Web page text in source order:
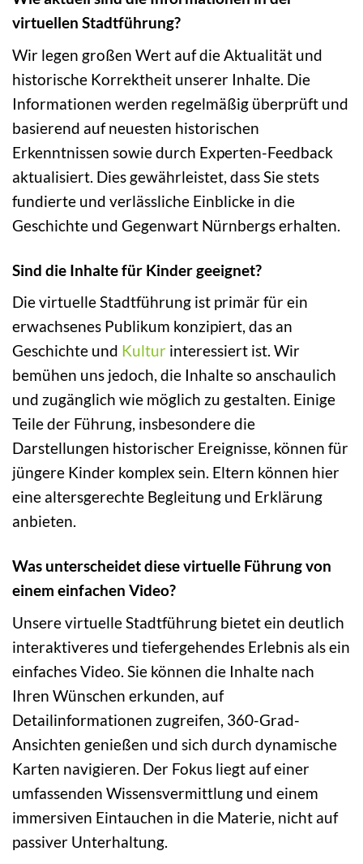
virtuellen Stadtführung?
Wir legen großen Wert auf die Aktualität und
historische Korrektheit unserer Inhalte. Die
Informationen werden regelmäßig überprüft und
basierend auf neuesten historischen
Erkenntnissen sowie durch Experten-Feedback
aktualisiert. Dies gewährleistet, dass Sie stets
fundierte und verlässliche Einblicke in die
Geschichte und Gegenwart Nürnbergs erhalten.
Sind die Inhalte für Kinder geeignet?
Die virtuelle Stadtführung ist primär für ein
erwachsenes Publikum konzipiert, das an
Geschichte und Kultur interessiert ist. Wir
bemühen uns jedoch, die Inhalte so anschaulich
und zugänglich wie möglich zu gestalten. Einige
Teile der Führung, insbesondere die
Darstellungen historischer Ereignisse, können für
jüngere Kinder komplex sein. Eltern können hier
eine altersgerechte Begleitung und Erklärung
anbieten.
Was unterscheidet diese virtuelle Führung von
einem einfachen Video?
Unsere virtuelle Stadtführung bietet ein deutlich
interaktiveres und tiefergehendes Erlebnis als ein
einfaches Video. Sie können die Inhalte nach
Ihren Wünschen erkunden, auf
Detailinformationen zugreifen, 360-Grad-
Ansichten genießen und sich durch dynamische
Karten navigieren. Der Fokus liegt auf einer
umfassenden Wissensvermittlung und einem
immersiven Eintauchen in die Materie, nicht auf
passiver Unterhaltung.